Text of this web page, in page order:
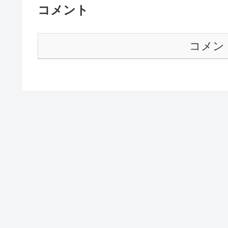
コメント
コメン